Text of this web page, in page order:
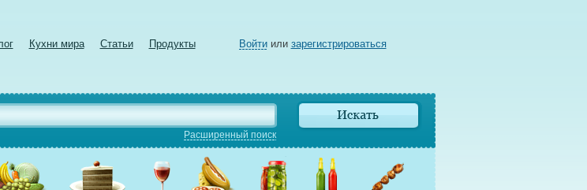
Кухни мира Статьи Продукты Войтиили зарегистрироваться
Расширенный поиск